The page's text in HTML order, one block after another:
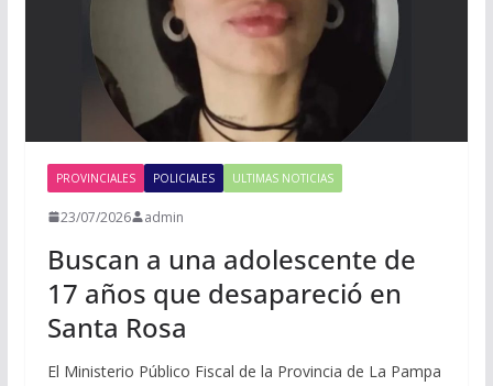
PROVINCIALES POLICIALES ULTIMAS NOTICIAS
23/07/2026 admin
Buscan a una adolescente de
17 años que desapareció en
Santa Rosa
El Ministerio Público Fiscal de la Provincia de La Pampa